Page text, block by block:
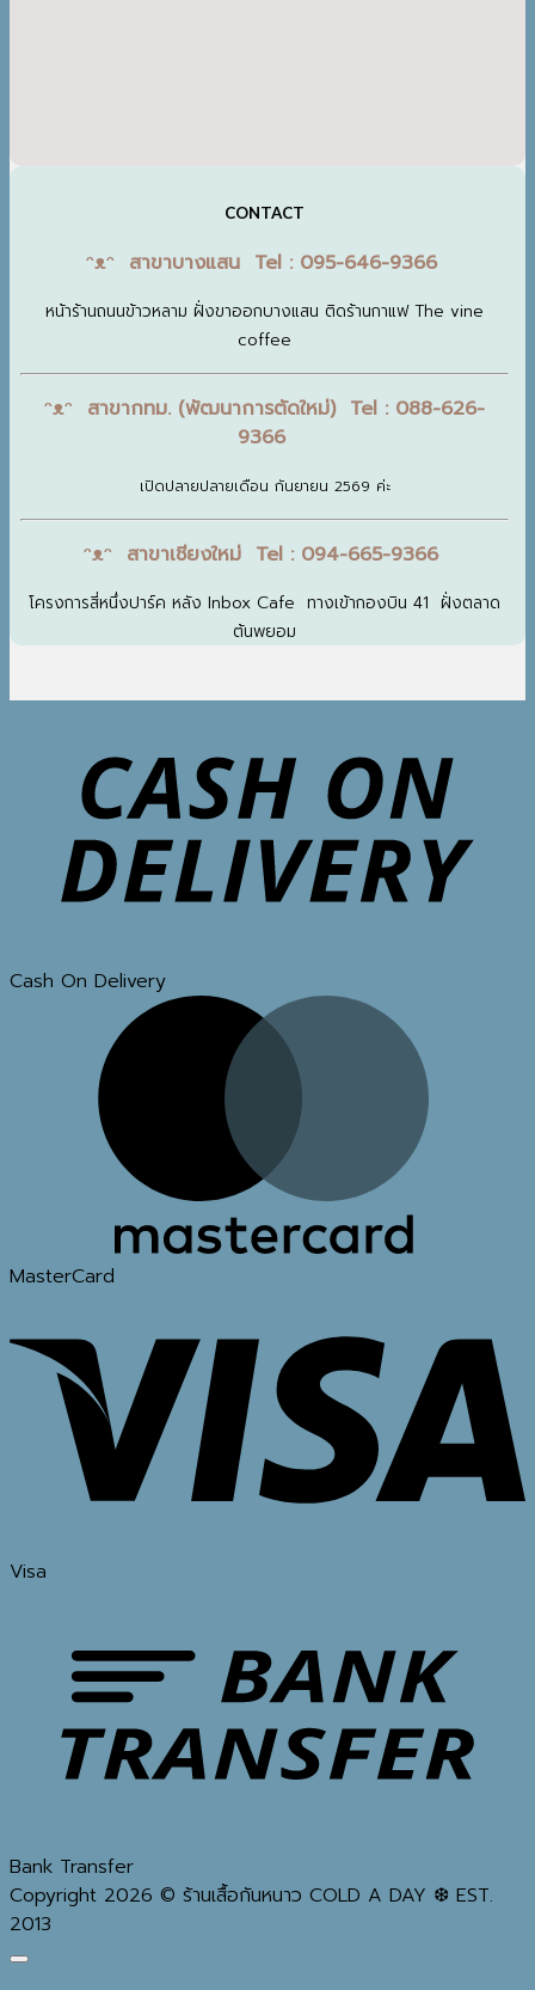
CONTACT
ᵔᴥᵔ สาขาบางแสน Tel : 095-646-9366
หน้าร้านถนนข้าวหลาม ฝั่งขาออกบางแสน ติดร้านกาแฟ The vine
coffee
ᵔᴥᵔ สาขากทม. (พัฒนาการตัดใหม่) Tel : 088-626-
9366
เปิดปลายปลายเดือน กันยายน 2569 ค่ะ
ᵔᴥᵔ สาขาเชียงใหม่ Tel : 094-665-9366
โครงการสี่หนึ่งปาร์ค หลัง Inbox Cafe ทางเข้ากองบิน 41 ฝั่งตลาด
ต้นพยอม
Cash On Delivery
MasterCard
Visa
Bank Transfer
Copyright 2026 © ร้านเสื้อกันหนาว COLD A DAY ❆ EST.
2013